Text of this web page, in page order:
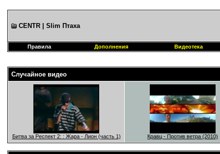
CENTR | Slim Птаха
Правила Дополнения Видеотека
Случайное видео
Битва за Респект 2: : Жара - Лион (часть 1) Кравц - Против ветра (2010)